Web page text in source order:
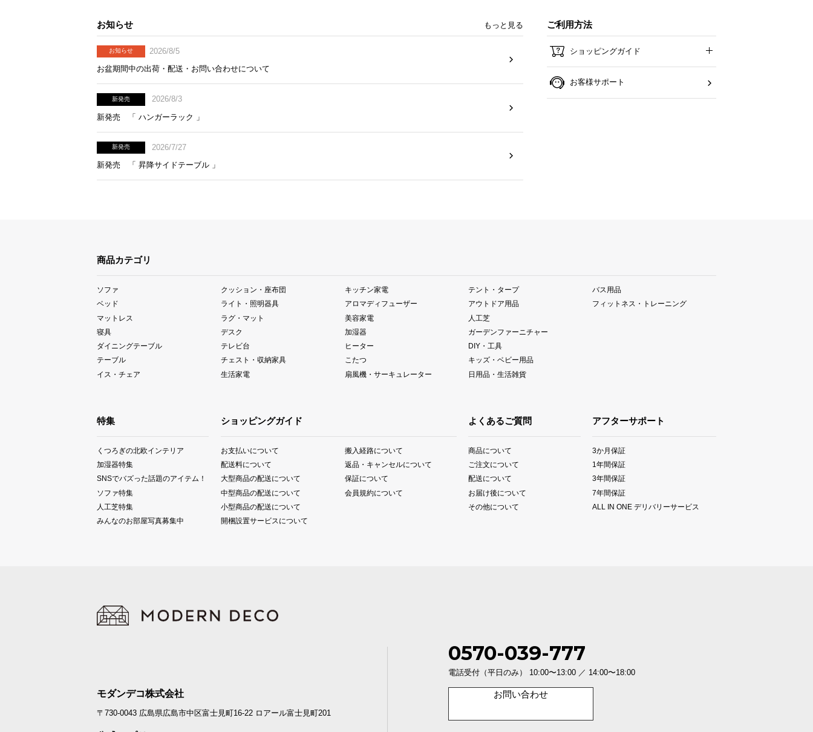
お知らせ もっと見る
お知らせ
2026/8/5
お盆期間中の出荷・配送・お問い合わせについて
新発売
2026/8/3
新発売 「 ハンガーラック 」
新発売
2026/7/27
新発売 「 昇降サイドテーブル 」
ご利用方法
ショッピングガイド
お客様サポート
商品カテゴリ
ソファ
ベッド
マットレス
寝具
ダイニングテーブル
テーブル
イス・チェア
クッション・座布団
ライト・照明器具
ラグ・マット
デスク
テレビ台
チェスト・収納家具
生活家電
キッチン家電
アロマディフューザー
美容家電
加湿器
ヒーター
こたつ
扇風機・サーキュレーター
テント・タープ
アウトドア用品
人工芝
ガーデンファーニチャー
DIY・工具
キッズ・ベビー用品
日用品・生活雑貨
バス用品
フィットネス・トレーニング
特集
くつろぎの北欧インテリア
加湿器特集
SNSでバズった話題のアイテム！
ソファ特集
人工芝特集
みんなのお部屋写真募集中
ショッピングガイド
お支払いについて
配送料について
大型商品の配送について
中型商品の配送について
小型商品の配送について
開梱設置サービスについて
搬入経路について
返品・キャンセルについて
保証について
会員規約について
よくあるご質問
商品について
ご注文について
配送について
お届け後について
その他について
アフターサポート
3か月保証
1年間保証
3年間保証
7年間保証
ALL IN ONE デリバリーサービス
モダンデコ株式会社
〒730-0043 広島県広島市中区富士見町16-22 ロアール富士見町201
お問い合わせ
0570-039-777
電話受付（平日のみ） 10:00〜13:00 ／ 14:00〜18:00